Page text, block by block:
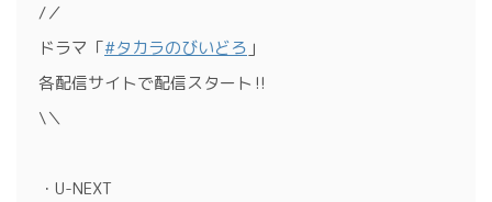
/／
ドラマ「#タカラのびいどろ 」
各配信サイトで配信スタート‼
\＼
・U-NEXT